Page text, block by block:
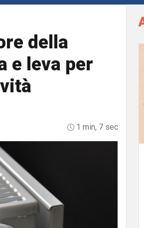
della
e leva per
1 min, 7 sec